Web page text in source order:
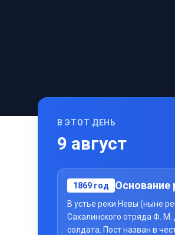
В ЭТОТ ДЕНЬ
9 август
1869 год Основание
В устье реки Невы (ныне
Сахалинского отряда Ф.
солдата. Пост назван в